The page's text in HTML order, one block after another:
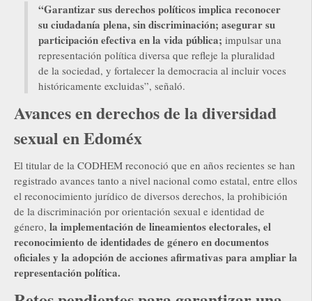
“Garantizar sus derechos políticos implica reconocer
su ciudadanía plena, sin discriminación; asegurar su
participación efectiva en la vida pública; impulsar una
representación política diversa que refleje la pluralidad
de la sociedad, y fortalecer la democracia al incluir voces
históricamente excluidas”, señaló.
Avances en derechos de la diversidad
sexual en Edoméx
El titular de la CODHEM reconoció que en años recientes se han
registrado avances tanto a nivel nacional como estatal, entre ellos
el reconocimiento jurídico de diversos derechos, la prohibición
de la discriminación por orientación sexual e identidad de
género, la implementación de lineamientos electorales, el
reconocimiento de identidades de género en documentos
oficiales y la adopción de acciones afirmativas para ampliar la
representación política.